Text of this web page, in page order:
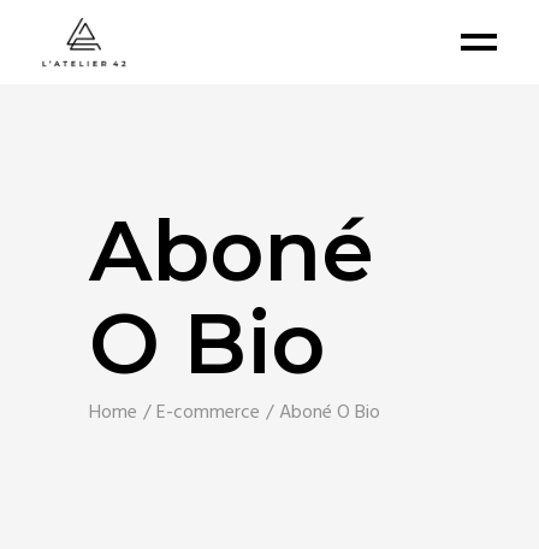
Aboné
O Bio
Home E-commerce Aboné O Bio